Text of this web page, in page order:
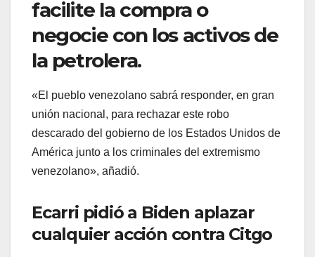
facilite la compra o
negocie con los activos de
la petrolera.
«El pueblo venezolano sabrá responder, en gran
unión nacional, para rechazar este robo
descarado del gobierno de los Estados Unidos de
América junto a los criminales del extremismo
venezolano», añadió.
Ecarri pidió a Biden aplazar
cualquier acción contra Citgo